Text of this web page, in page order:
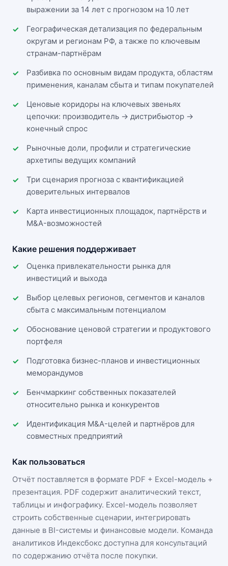
выражении за 14 лет с прогнозом на 10 лет
Географическая детализация по федеральным
округам и регионам РФ, а также по ключевым
странам-партнёрам
Разбивка по основным видам продукта, областям
применения, каналам сбыта и типам покупателей
Ценовые коридоры на ключевых звеньях
цепочки: производитель → дистрибьютор →
конечный спрос
Рыночные доли, профили и стратегические
архетипы ведущих компаний
Три сценария прогноза с квантификацией
доверительных интервалов
Карта инвестиционных площадок, партнёрств и
M&A-возможностей
Какие решения поддерживает
Оценка привлекательности рынка для
инвестиций и выхода
Выбор целевых регионов, сегментов и каналов
сбыта с максимальным потенциалом
Обоснование ценовой стратегии и продуктового
портфеля
Подготовка бизнес-планов и инвестиционных
меморандумов
Бенчмаркинг собственных показателей
относительно рынка и конкурентов
Идентификация M&A-целей и партнёров для
совместных предприятий
Как пользоваться
Отчёт поставляется в формате PDF + Excel-модель +
презентация. PDF содержит аналитический текст,
таблицы и инфографику. Excel-модель позволяет
строить собственные сценарии, интегрировать
данные в BI-системы и финансовые модели. Команда
аналитиков Индексбокс доступна для консультаций
по содержанию отчёта после покупки.